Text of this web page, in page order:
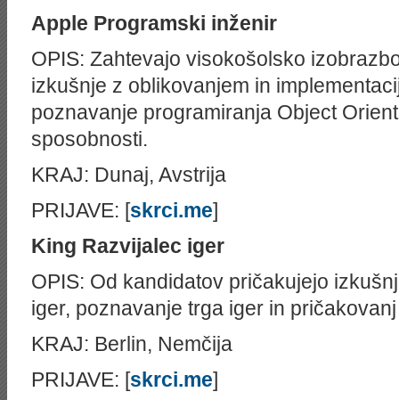
Apple Programski inženir
OPIS: Zahtevajo visokošolsko
izkušnje z oblikovanjem in
poznavanje programiranja Object
sposobnosti.
KRAJ: Dunaj, Avstrija
PRIJAVE: [skrci.me]
King Razvijalec iger
OPIS: Od kandidatov pričakujejo
iger, poznavanje trga iger in
KRAJ: Berlin, Nemčija
PRIJAVE: [skrci.me]